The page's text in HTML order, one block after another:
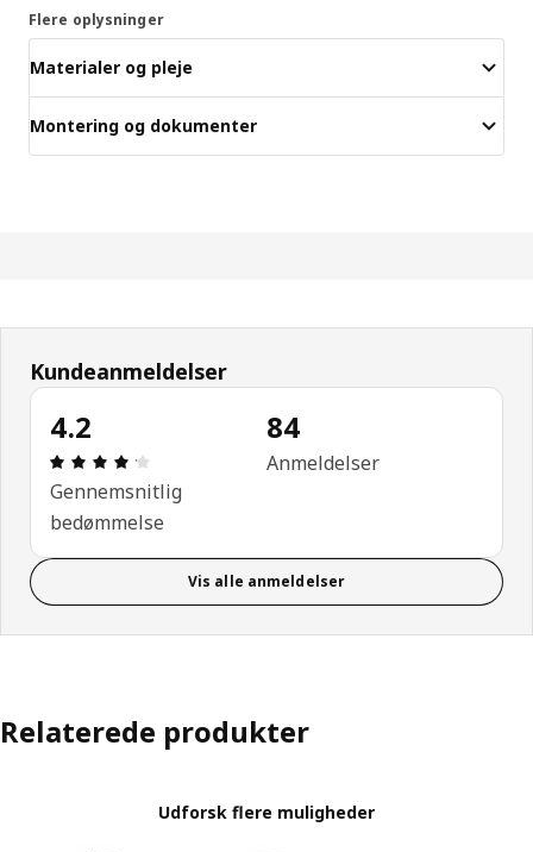
Flere oplysninger
Materialer og pleje
Montering og dokumenter
Kundeanmeldelser
4.2
Anmeldelse: 4.2 Ud af 5 Stjerner. Anmeldelser i
Gennemsnitlig
bedømmelse
84
Anmeldelser
Vis alle anmeldelser
Relaterede produkter
Udforsk flere muligheder